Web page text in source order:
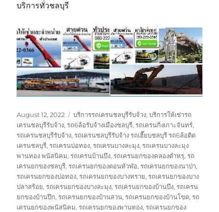
บริการทั่วชลบุรี
Posted
on
August 12, 2022 Tags
บริการรถเครนชลบุรีรับจ้าง,บริการให้เช่ารถ
เครนชลบุรีรับจ้าง,รถ6ล้อรับจ้างเมืองชลบุรี,รถเครนกิ่งเกาะจันทร์,
รถเครนชลบุรีรับจ้าง,รถเครนชลบุรีรับจ้าง รถเฮี๊ยบชลบุรี รถ6ล้อติด
เครนชลบุรี,รถเครนบ่อทอง,รถเครนบางละมุง,รถเครนบางละมุง
พานทอง พนัสนิคม,รถเครนบ้านบึง,รถเครนยกของคลองตำหรุ,รถ
เครนยกของชลบุรี,รถเครนยกของดอนหัวฬ่อ,รถเครนยกของนาป่า,
รถเครนยกของบ่อทอง,รถเครนยกของบางทราย,รถเครนยกของบาง
ปลาสร้อย,รถเครนยกของบางละมุง,รถเครนยกของบ้านบึง,รถเครน
ยกของบ้านปึก,รถเครนยกของบ้านสวน,รถเครนยกของบ้านโขด,รถ
เครนยกของพนัสนิคม,รถเครนยกของพานทอง,รถเครนยกของ